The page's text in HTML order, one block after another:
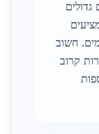
חשוב
קרוב